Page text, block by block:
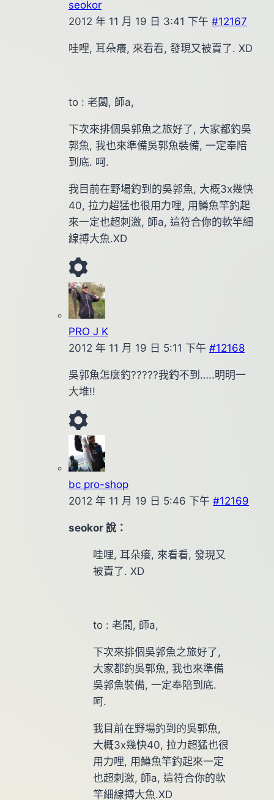
seokor
2012 年 11 月 19 日 3:41 下午 #12167
哇哩, 耳朵癢, 來看看, 發現又被賣了. XD
to : 老闆, 師a,
下次來排個吳郭魚之旅好了, 大家都釣吳
郭魚, 我也來準備吳郭魚裝備, 一定奉陪
到底. 呵.
我目前在野場釣到的吳郭魚, 大概3x幾快
40, 拉力超猛也很用力哩, 用鱒魚竿釣起
來一定也超刺激, 師a, 這符合你的軟竿細
線搏大魚.XD
PRO J K
2012 年 11 月 19 日 5:11 下午 #12168
吳郭魚怎麼釣?????我釣不到…..明明一
大堆!!
bc pro-shop
2012 年 11 月 19 日 5:46 下午 #12169
seokor 說：
哇哩, 耳朵癢, 來看看, 發現又
被賣了. XD
to : 老闆, 師a,
下次來排個吳郭魚之旅好了,
大家都釣吳郭魚, 我也來準備
吳郭魚裝備, 一定奉陪到底.
呵.
我目前在野場釣到的吳郭魚,
大概3x幾快40, 拉力超猛也很
用力哩, 用鱒魚竿釣起來一定
也超刺激, 師a, 這符合你的軟
竿細線搏大魚.XD